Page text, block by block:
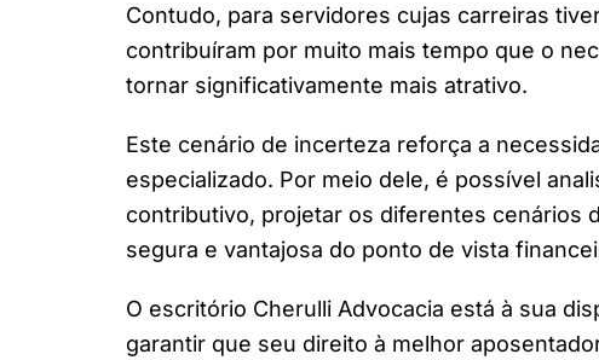
Contudo, para servidores cujas carreiras
contribuíram por muito mais tempo que o
tornar significativamente mais atrativo.
Este cenário de incerteza reforça a
especializado. Por meio dele, é possível
contributivo, projetar os diferentes cenários
segura e vantajosa do ponto de vista
O escritório Cherulli Advocacia está à sua
garantir que seu direito à melhor